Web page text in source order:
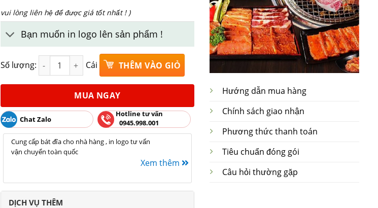
vui lòng liên hệ để được giá tốt nhất ! )
Bạn muốn in logo lên sản phẩm !
Số lượng: Bát phở nông phi 20 sen xanh Bát Tràng rộng 20cm x 8cm số lượng
Cái THÊM VÀO GIỎ
MUA NGAY
Chat Zalo
Hotline tư vấn
0945.998.001
Cung cấp bát đĩa cho nhà hàng , in logo tư vấn
vận chuyển toàn quốc
Xem thêm
DỊCH VỤ THÊM
Hướng dẫn mua hàng
Chính sách giao nhận
Phương thức thanh toán
Tiêu chuẩn đóng gói
Câu hỏi thường gặp